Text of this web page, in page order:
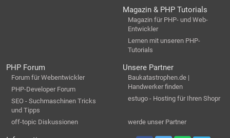
Magazin & PHP Tutorials
Magazin für PHP- und Web-
Entwickler
Lernen mit unseren PHP-
Tutorials
PHP Forum
Forum für Webentwickler
PHP-Developer Forum
SEO - Suchmaschinen Tricks
und Tipps
off-topic Diskussionen
Unsere Partner
Baukatastrophen.de |
Handwerker finden
estugo - Hosting für Ihren Shopr
werde unser Partner